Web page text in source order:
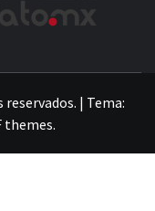
| Tema:
themes.